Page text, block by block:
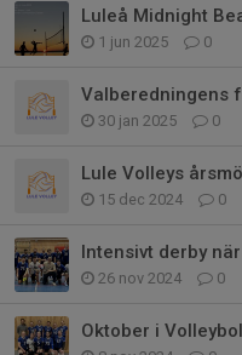
1 jun 2025 0
30 jan 2025 0
Lule Volleys
15 dec 2024 0
26 nov 2024 0